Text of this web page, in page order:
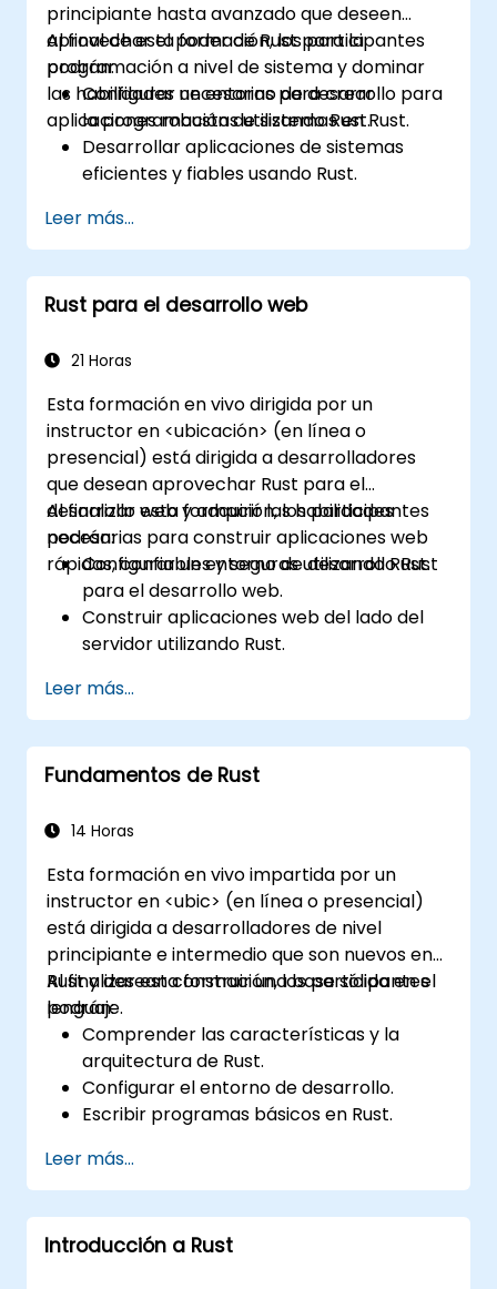
optimización para bajo consumo en
sistemas embebidos.
principiante hasta avanzado que deseen
aprovechar el poder de Rust para la
programación a nivel de sistema y dominar
las habilidades necesarias para crear
aplicaciones robustas utilizando Rust.
Al final de esta formación, los participantes
podrán:
Configurar un entorno de desarrollo para
la programación de sistemas en Rust.
Desarrollar aplicaciones de sistemas
eficientes y fiables usando Rust.
gestión de memoria de Rust en un
contexto de sistemas.
Interfazar con código de bajo nivel, como
C y C++, utilizando Rust para tareas a
Depurar y resolver problemas de
escenarios de programación de sistemas.
Leer más...
Rust para el desarrollo web
21 Horas
Esta formación en vivo dirigida por un
instructor en <ubicación> (en línea o
presencial) está dirigida a desarrolladores
que desean aprovechar Rust para el
desarrollo web y adquirir las habilidades
necesarias para construir aplicaciones web
rápidas, confiables y seguras utilizando Rust.
Al finalizar esta formación, los participantes
podrán:
Configurar un entorno de desarrollo Rust
para el desarrollo web.
Construir aplicaciones web del lado del
servidor utilizando Rust.
solicitudes y respuestas HTTP.
Trabajar con bases de datos y gestionar
la persistencia de datos en Rust.
Desarrollar componentes frontend e
Optimizar el rendimiento y garantizar la
Leer más...
Fundamentos de Rust
14 Horas
Esta formación en vivo impartida por un
instructor en <ubic> (en línea o presencial)
está dirigida a desarrolladores de nivel
principiante e intermedio que son nuevos en
Rust y desean construir una base sólida en el
lenguaje.
Al finalizar esta formación, los participantes
podrán:
Comprender las características y la
arquitectura de Rust.
Configurar el entorno de desarrollo.
Escribir programas básicos en Rust.
existentes.
Solucionar problemas comunes.
Leer más...
Introducción a Rust